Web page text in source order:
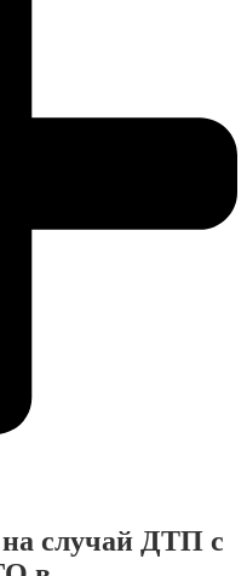
на случай ДТП с